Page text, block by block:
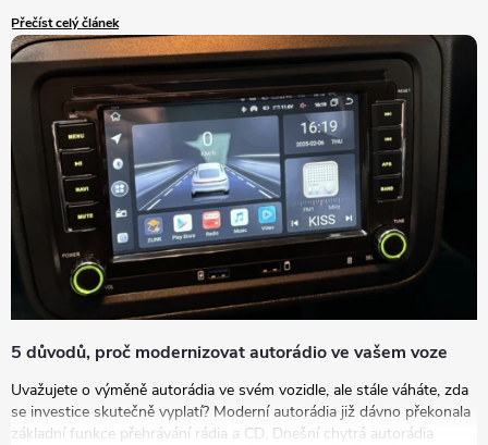
výrazně zlepšit vaše zážitky na cestách. V tomto článku se podrobně
podíváme na to, jak vybrat autorádio, které bude nejlépe vyhovovat
vašim potřebám a představám.
Přečíst celý článek
5 důvodů, proč modernizovat autorádio ve vašem voze
Uvažujete o výměně autorádia ve svém vozidle, ale stále váháte, zda
se investice skutečně vyplatí? Moderní autorádia již dávno překonala
základní funkce přehrávání rádia a CD. Dnešní chytrá autorádia